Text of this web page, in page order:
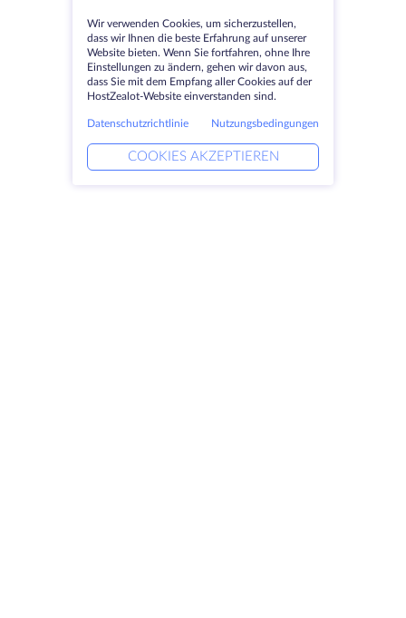
Wir verwenden Cookies, um sicherzustellen,
dass wir Ihnen die beste Erfahrung auf unserer
Website bieten. Wenn Sie fortfahren, ohne Ihre
Einstellungen zu ändern, gehen wir davon aus,
dass Sie mit dem Empfang aller Cookies auf der
HostZealot-Website einverstanden sind.
Datenschutzrichtlinie Nutzungsbedingungen
COOKIES AKZEPTIEREN